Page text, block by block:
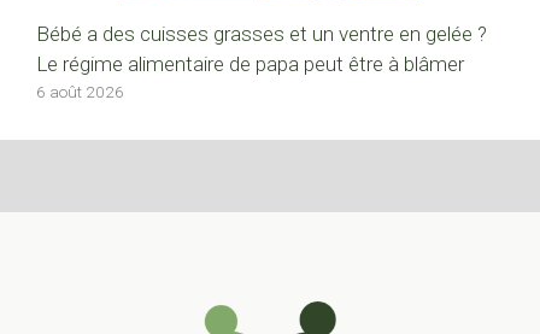
Bébé a des cuisses grasses et un ventre en gelée ?
Le régime alimentaire de papa peut être à blâmer
6 août 2026